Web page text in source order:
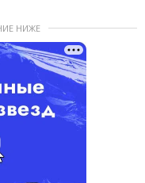
НИЖЕ